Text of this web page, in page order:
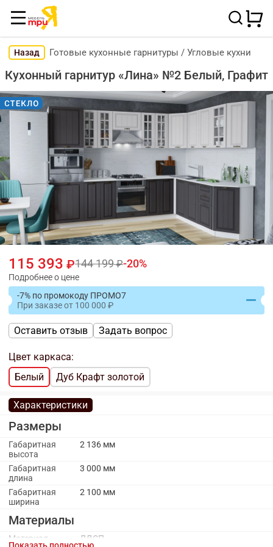
Назад Готовые кухонные гарнитуры / Угловые кухни
Кухонный гарнитур «Лина» №2 Белый, Графит
115 393 144 199 20
Подробнее о цене
-7% по промокоду ПРОМО7
При заказеот 100 000
Оставить отзыв Задать вопрос
Цвет каркаса:
Белый
Дуб Крафт золотой
Характеристики
Размеры
Габаритная
высота
2 136 мм
Габаритная
длина
3 000 мм
Габаритная
ширина
2 100 мм
Материалы
Материал
ЛДСП
Показать полностью